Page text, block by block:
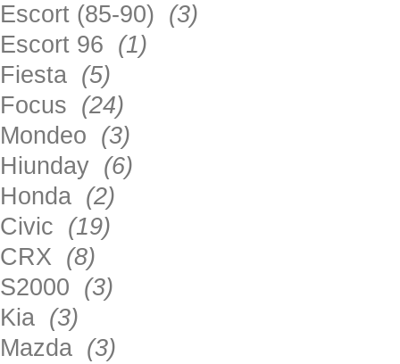
Escort (85-90) (3)
Escort 96 (1)
Fiesta (5)
Focus (24)
Mondeo (3)
Hiunday (6)
Honda (2)
Civic (19)
CRX (8)
S2000 (3)
Kia (3)
Mazda (3)